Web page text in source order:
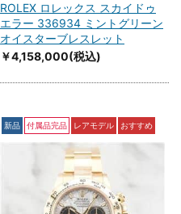
ROLEX ロレックス スカイドゥ
エラー 336934 ミントグリーン
オイスターブレスレット
￥4,158,000(税込)
新品 付属品完品 レアモデル おすすめ